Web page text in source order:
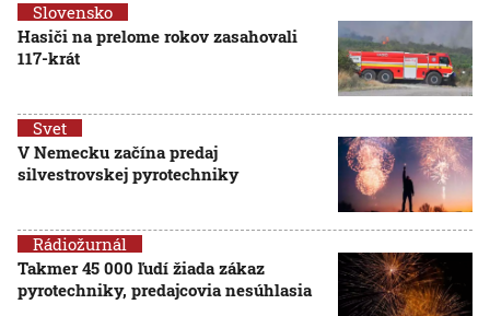
Slovensko
Hasiči na prelome rokov zasahovali
117-krát
Svet
V Nemecku začína predaj
silvestrovskej pyrotechniky
Rádiožurnál
Takmer 45 000 ľudí žiada zákaz
pyrotechniky, predajcovia nesúhlasia